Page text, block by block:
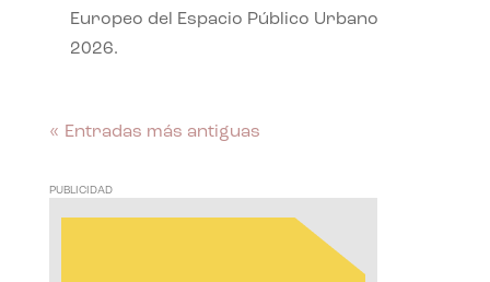
Europeo del Espacio Público Urbano
2026.
« Entradas más antiguas
PUBLICIDAD